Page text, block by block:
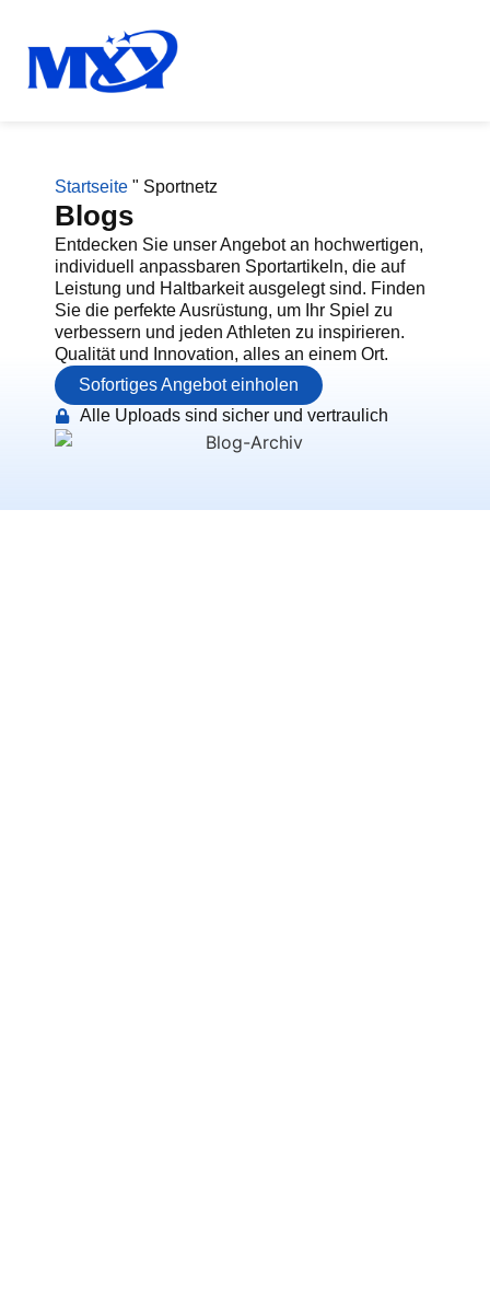
Startseite " Sportnetz
Blogs
Entdecken Sie unser Angebot an hochwertigen,
individuell anpassbaren Sportartikeln, die auf
Leistung und Haltbarkeit ausgelegt sind. Finden
Sie die perfekte Ausrüstung, um Ihr Spiel zu
verbessern und jeden Athleten zu inspirieren.
Qualität und Innovation, alles an einem Ort.
Sofortiges Angebot einholen
Alle Uploads sind sicher und vertraulich